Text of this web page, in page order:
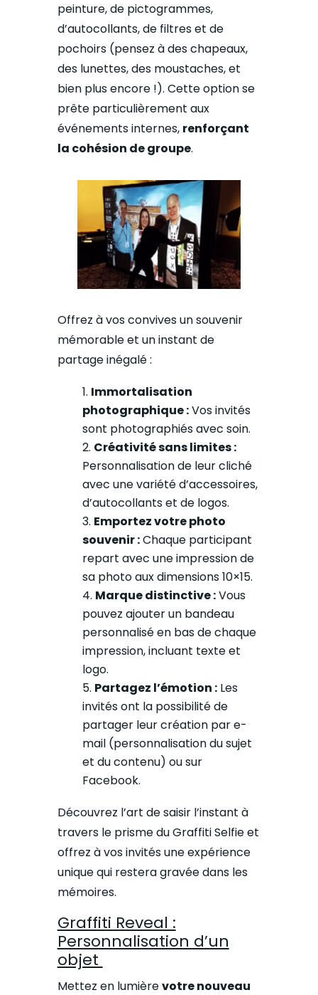
peinture, de pictogrammes,
d’autocollants, de filtres et de
pochoirs (pensez à des chapeaux,
des lunettes, des moustaches, et
bien plus encore !). Cette option se
prête particulièrement aux
événements internes, renforçant
la cohésion de groupe.
Offrez à vos convives un souvenir
mémorable et un instant de
partage inégalé :
Immortalisation
photographique :Vos invités
sont photographiés avec soin.
Créativité sans limites :
Personnalisation de leur cliché
avec une variété d’accessoires,
d’autocollants et de logos.
Emportez votre photo
souvenir :Chaque participant
repart avec une impression de
sa photo aux dimensions 10×15.
Marque distinctive :Vous
pouvez ajouter un bandeau
personnalisé en bas de chaque
impression, incluant texte et
logo.
Partagez l’émotion :Les
invités ont la possibilité de
partager leur création par e-
mail (personnalisation du sujet
et du contenu) ou sur
Facebook.
Découvrez l’art de saisir l’instant à
travers le prisme du Graffiti Selfie et
offrez à vos invités une expérience
unique qui restera gravée dans les
mémoires.
Graffiti Reveal :
Personnalisation d’un
objet
Mettez en lumièrevotre nouveau